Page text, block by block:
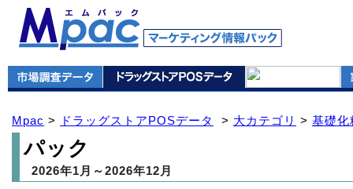
Mpac > ドラッグストアPOSデータ > 大カテゴリ > 基礎化
パック
2026年1月～2026年12月